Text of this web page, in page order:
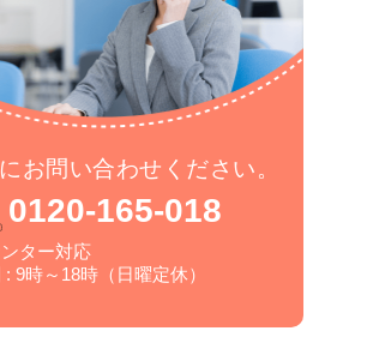
お問い合わせください。
0120-165-018
ター対応
9時～18時（日曜定休）